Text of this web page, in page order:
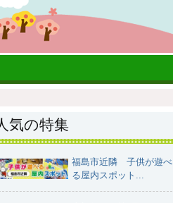
気の特集
福島市近隣 子供が遊べ
る屋内スポット...